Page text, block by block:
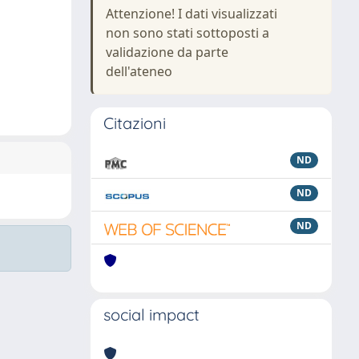
Attenzione! I dati visualizzati
non sono stati sottoposti a
validazione da parte
dell'ateneo
Citazioni
ND
ND
ND
social impact